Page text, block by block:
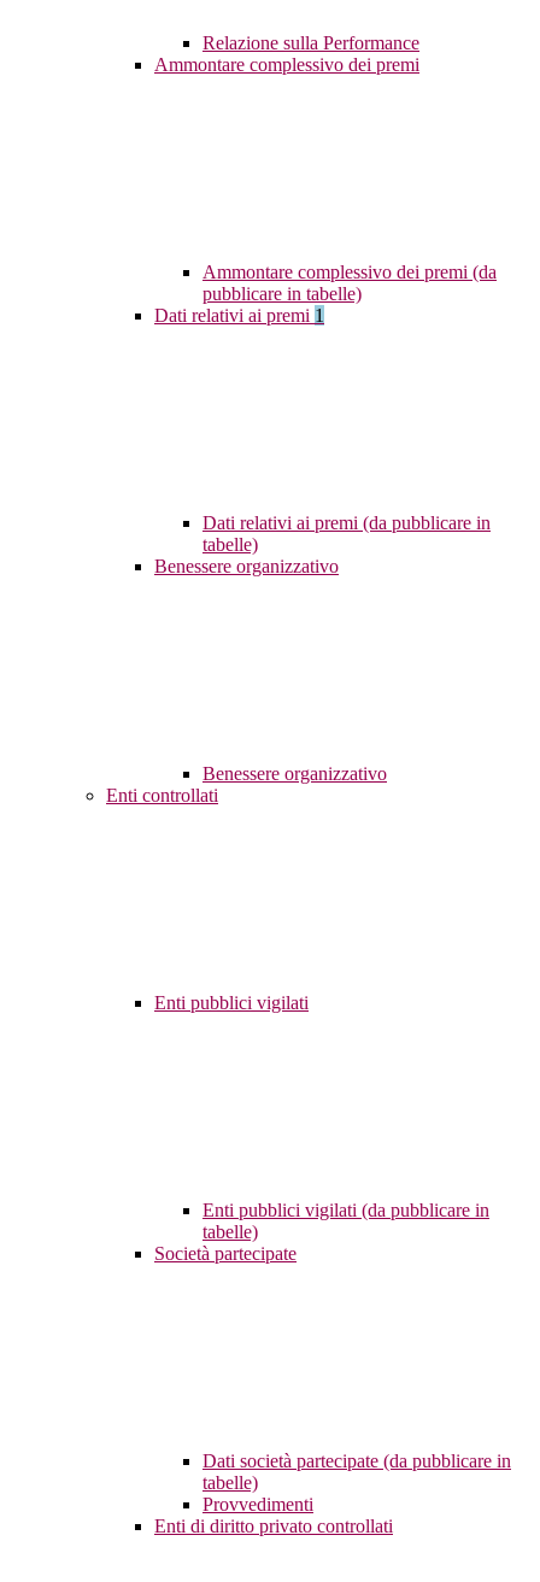
Relazione sulla Performance
Ammontare complessivo dei premi
Ammontare complessivo dei premi (da
pubblicare in tabelle)
Dati relativi ai premi 1
Dati relativi ai premi (da pubblicare in
tabelle)
Benessere organizzativo
Benessere organizzativo
Enti controllati
Enti pubblici vigilati
Enti pubblici vigilati (da pubblicare in
tabelle)
Società partecipate
Dati società partecipate (da pubblicare in
tabelle)
Provvedimenti
Enti di diritto privato controllati